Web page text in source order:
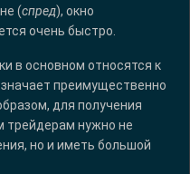
(спред), окно
очень быстро.
в основном относятся к
преимущественно
для получения
трейдерам нужно не
но и иметь большой